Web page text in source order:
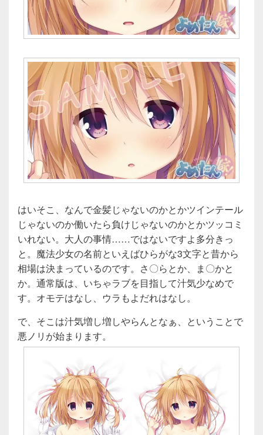
はいそこ、なんで金髪じゃないのかとかツインテール
じゃないのか働いたら負けじゃないのかとかツッコミ
いれない。大人の事情……ではないですよ多分きっ
と。魔法少女の名前といえばひらがな3文字と昔から
相場は決まっているのです。さ〇らとか、ま〇かと
か。通常版は、いちゃラブを目指して汁気少なめで
す。オモテはなし、ウラもよだれはなし。
で、そこは汁気増し増しやらんとなぁ、ということで
悪ノリが始まります。